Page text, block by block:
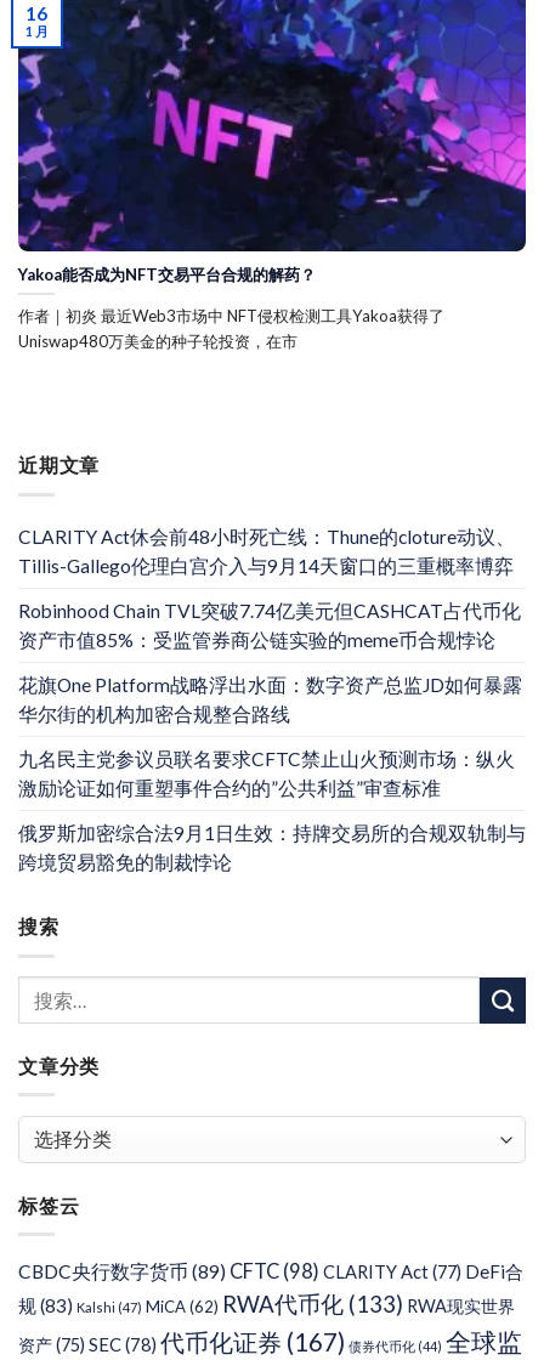
近期文章
CLARITY Act休会前48小时死亡线：Thune的cloture动议、
Tillis-Gallego伦理白宫介入与9月14天窗口的三重概率博弈
Robinhood Chain TVL突破7.74亿美元但CASHCAT占代币化
资产市值85%：受监管券商公链实验的meme币合规悖论
花旗One Platform战略浮出水面：数字资产总监JD如何暴露
华尔街的机构加密合规整合路线
九名民主党参议员联名要求CFTC禁止山火预测市场：纵火
激励论证如何重塑事件合约的”公共利益”审查标准
俄罗斯加密综合法9月1日生效：持牌交易所的合规双轨制与
跨境贸易豁免的制裁悖论
搜索
文章分类
类
标签云
CBDC央行数字货币 (89) CFTC (98) CLARITY Act(77) DeFi合
规(83) Kalshi (47) MiCA(62) RWA代币化 (133) RWA现实世界
资产(75) SEC(78) 代币化证券 (167) 债券代币化 (44) 全球监
Yakoa能否成为NFT交易平台合规的解药？
作者｜初炎 最近Web3市场中 NFT侵权检测工具Yakoa获得了
Uniswap480万美金的种子轮投资，在市
16
1 月